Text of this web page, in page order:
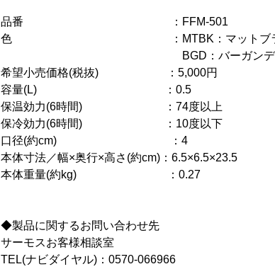
品番 ：FFM-501
色 ：MTBK：マットブラッ
BGD：バーガンディー、MSB
希望小売価格(税抜) ：5,000円
容量(L) ：0.5
保温効力(6時間) ：74度以上
保冷効力(6時間) ：10度以下
口径(約cm) ：4
本体寸法／幅×奥行×高さ(約cm)：6.5×6.5×23.5
本体重量(約kg) ：0.27
◆製品に関するお問い合わせ先
サーモスお客様相談室
TEL(ナビダイヤル)：0570-066966